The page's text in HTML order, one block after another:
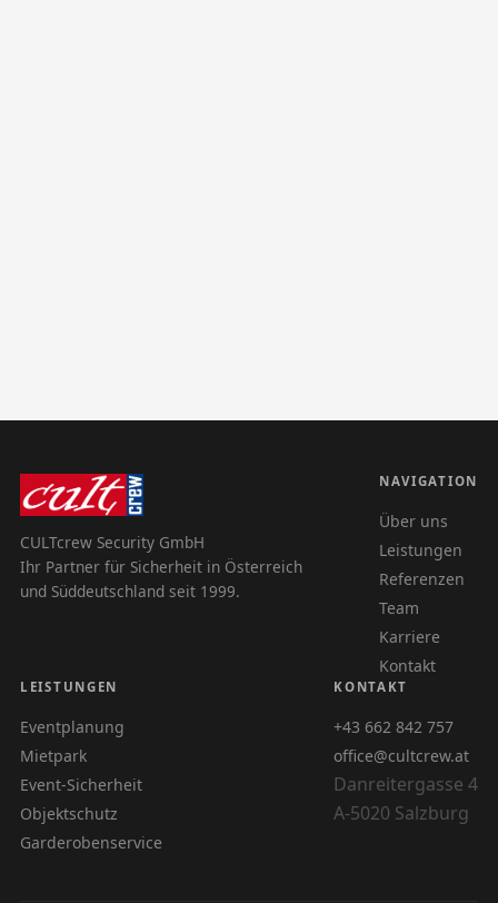
CULTcrew Security GmbH
Ihr Partner für Sicherheit in Österreich
und Süddeutschland seit 1999.
NAVIGATION
Über uns
Leistungen
Referenzen
Team
Karriere
Kontakt
LEISTUNGEN
Eventplanung
Mietpark
Event-Sicherheit
Objektschutz
Garderobenservice
KONTAKT
+43 662 842 757
office@cultcrew.at
Danreitergasse 4
A-5020 Salzburg